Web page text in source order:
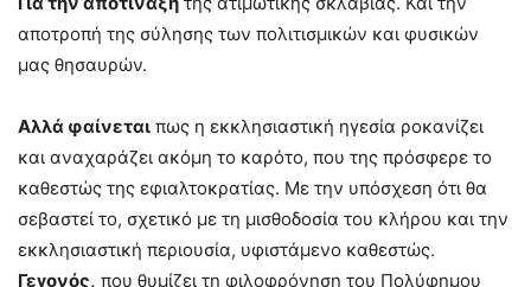
αποτροπή της σύλησης των πολιτισμικών και φυσικών
μας θησαυρών.
Αλλά φαίνεται πως η εκκλησιαστική ηγεσία ροκανίζει
και αναχαράζει ακόμη το καρότο, που της πρόσφερε το
καθεστώς της εφιαλτοκρατίας. Με την υπόσχεση ότι θα
σεβαστεί το, σχετικό με τη μισθοδοσία του κλήρου και την
εκκλησιαστική περιουσία, υφιστάμενο καθεστώς.
Γεγονός, που θυμίζει τη φιλοφρόνηση του Πολύφημου